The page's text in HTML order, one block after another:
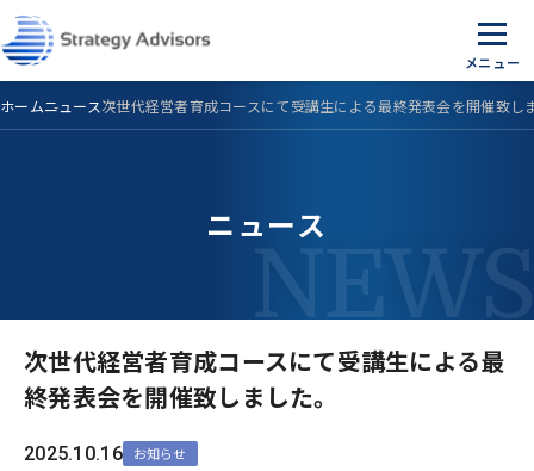
Skip
to
the
ホームニュース次世代経営者育成コースにて受講生による最終発表会を開催致し
ニュース
次世代経営者育成コースにて受講生による最
終発表会を開催致しました。
2025.10.16 お知らせ